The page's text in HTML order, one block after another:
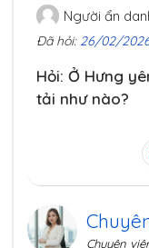
Người ẩn
Đã hỏi: 26/02/
Hỏi: Ở Hưng
tải như nào?
Chuyên